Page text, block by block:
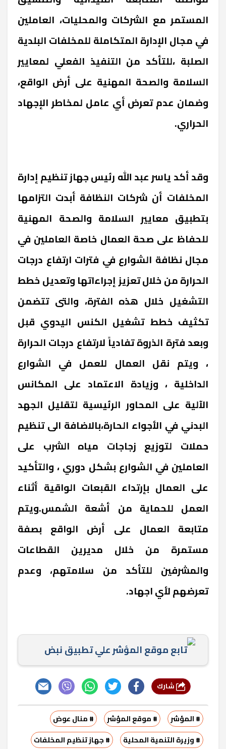
المستمر مع الشركات والمحليات، العاملين
في مجال الإدارة المتكاملة للمخلفات البلدية
الصلبة ،للتأكد من التنفيذ الفعلي لمعايير
السلامة والصحة المهنية على أرض الواقع،
وضمان عدم تعرض أي عامل لمخاطر الإجهاد
الحراري.
وقد أكد ياسر عبد الله رئيس جهاز تنظيم إدارة
المخلفات أن شركات النظافة أبدت التزامها
بتطبيق معايير السلامة والصحة المهنية
للحفاظ على صحة العمال خاصة العاملين في
مجال نظافة الشوارع في فترات ارتفاع درجات
الحرارة من خلال تعزيز إجراءاتها وتعديل خطط
التشغيل خلال هذه الفترة، والتى تتضمن
تكثيف خطط تشغيل الكنس اليدوي قبل
وبعد فترة الذروة تفادياً لارتفاع درجات الحرارة
، ويتم نقل العمال للعمل في الشوارع
الداخلية ، وزيادة الاعتماد على المكانس
الآلية على المحاور الرئيسية لتقليل الجهد
البدني في الأجواء الحارة،بالاضافة الى تنظيم
حملات لتوزيع زجاجات مياه الشرب على
العاملين في الشوارع بشكل دوري ، والتأكيد
على العمال بإرتداء القبعات الواقية أثناء
العمل للحماية من أشعة الشمس.ويتم
متابعة العمال على أرض الواقع بصفة
مستمرة من خلال مديرين القطاعات
والمشرفين للتأكد من سلامتهم، وعدم
تعرضهم لأي اجهاد.
تابع موقع المؤشر علي تطبيق نبض
# المؤشر # موقع المؤشر
# منال عوض
# وزيرة التنمية المحلية
# جهاز تنظيم المخلفات